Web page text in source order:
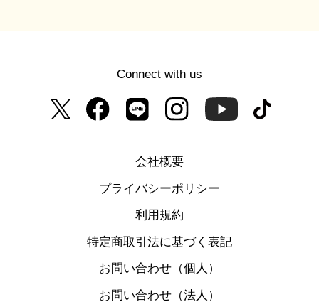
Connect with us
会社概要
プライバシーポリシー
利用規約
特定商取引法に基づく表記
お問い合わせ（個人）
お問い合わせ（法人）